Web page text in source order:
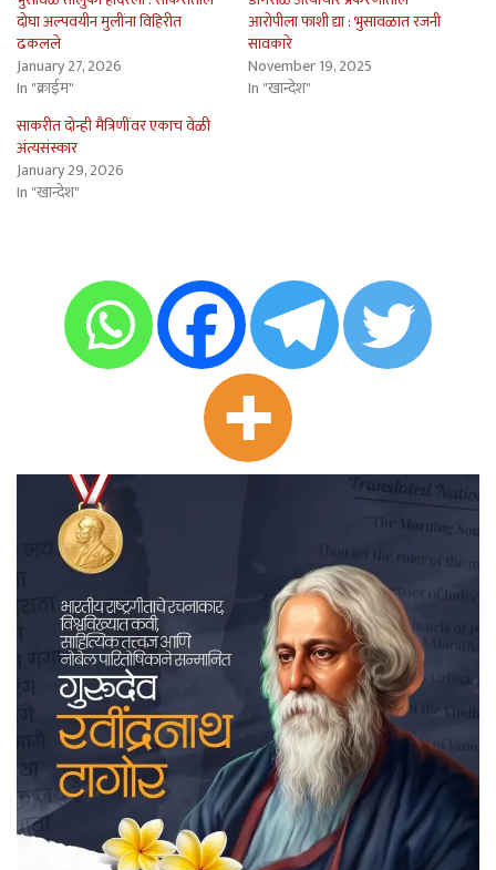
दोघा अल्पवयीन मुलींना विहिरीत
ढकलले
January 27, 2026
In "क्राईम"
आरोपीला फाशी द्या : भुसावळात रजनी
सावकारे
November 19, 2025
In "खान्देश"
साकरीत दोन्ही मैत्रिणींवर एकाच वेळी
अंत्यसंस्कार
January 29, 2026
In "खान्देश"